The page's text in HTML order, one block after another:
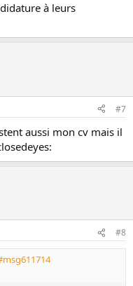
à leurs
#7
aussi mon cv mais il
#8